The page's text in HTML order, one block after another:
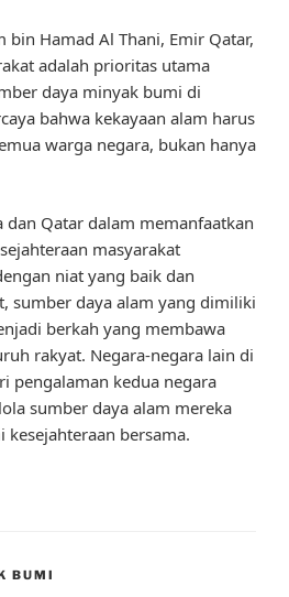
bin Hamad Al Thani, Emir Qatar,
adalah prioritas utama
daya minyak bumi di
bahwa kekayaan alam harus
warga negara, bukan hanya
dan Qatar dalam memanfaatkan
masyarakat
niat yang baik dan
sumber daya alam yang dimiliki
berkah yang membawa
rakyat. Negara-negara lain di
pengalaman kedua negara
sumber daya alam mereka
kesejahteraan bersama.
BUMI